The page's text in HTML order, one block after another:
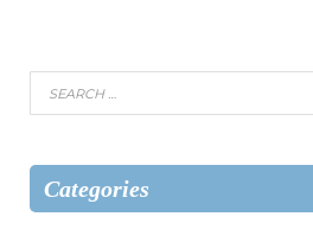
Search
for:
Categories